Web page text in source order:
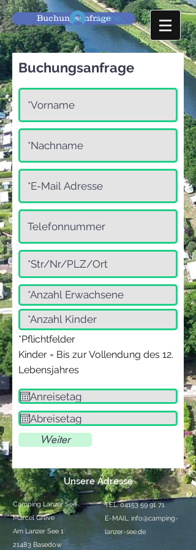
BuchungsanfrageAnmelden
Buchungsanfrage
*Pflichtfelder
Kinder = Bis zur Vollendung des 12.
Lebensjahres
Weiter
Unsere Adresse
Camping Lanzer See
Marcel Greve
Am Lanzer See 1
21483 Basedow
TEL:04153 59 91 71
E-MAIL: info@camping-
lanzer-see.de